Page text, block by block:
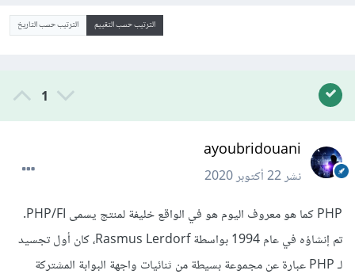
الترتيب حسب التقييم الترتيب حسب التاريخ
1
ayoubridouani
نشر22 أكتوبر 2020
PHP كما هو معروف اليوم هو في الواقع خليفة لمنتج يسمى PHP/FI.
تم إنشاؤه في عام 1994 بواسطة Rasmus Lerdorf، كان أول تجسيد
لـ PHP عبارة عن مجموعة بسيطة من ثنائيات واجهة البوابة المشتركة